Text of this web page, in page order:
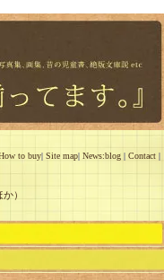
to buy| Site map| News:blog | Contact |
）